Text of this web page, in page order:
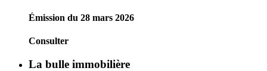
Émission du 28 mars 2026
Consulter
La bulle immobilière